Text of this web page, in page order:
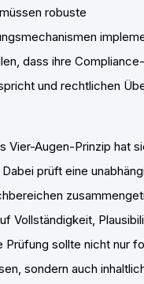
robuste
dass ihre
und rechtlichen
Vier-Augen-Prinzip hat
prüft eine
Vollständigkeit,
Prüfung sollte nicht nur
sondern auch